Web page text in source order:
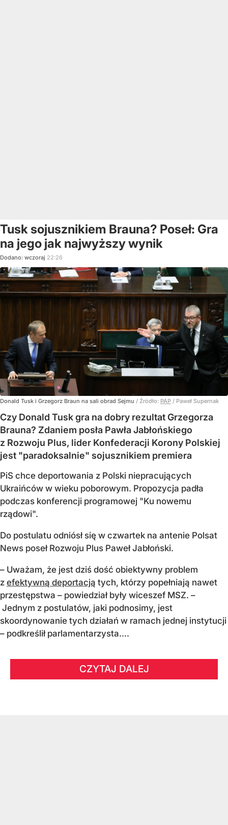
Tusk sojusznikiem Brauna? Poseł: Gra
na jego jak najwyższy wynik
Dodano: wczoraj 22:26
Donald Tusk i Grzegorz Braun na sali obrad Sejmu / Źródło: PAP / Paweł Supernak
Czy Donald Tusk gra na dobry rezultat Grzegorza
Brauna? Zdaniem posła Pawła Jabłońskiego
z Rozwoju Plus, lider Konfederacji Korony Polskiej
jest "paradoksalnie" sojusznikiem premiera
PiS chce deportowania z Polski niepracujących
Ukraińców w wieku poborowym. Propozycja padła
podczas konferencji programowej "Ku nowemu
rządowi".
Do postulatu odniósł się w czwartek na antenie Polsat
News poseł Rozwoju Plus Paweł Jabłoński.
– Uważam, że jest dziś dość obiektywny problem
z efektywną deportacją tych, którzy popełniają nawet
przestępstwa – powiedział były wiceszef MSZ. –
Jednym z postulatów, jaki podnosimy, jest
skoordynowanie tych działań w ramach jednej instytucji
– podkreślił parlamentarzysta....
CZYTAJ DALEJ